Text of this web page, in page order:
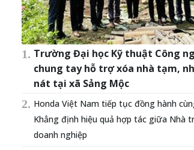
Trường Đại học Kỹ thuật Công
chung tay hỗ trợ xóa nhà tạm,
nát tại xã Sảng Mộc
Honda Việt Nam tiếp tục đồng hành
Khẳng định hiệu quả hợp tác giữa Nhà
doanh nghiệp